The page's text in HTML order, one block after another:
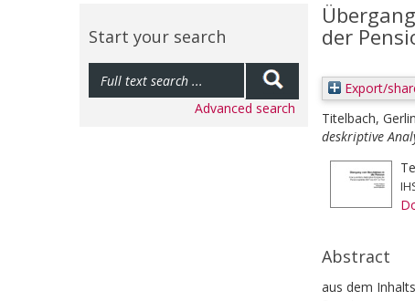
Start your search
Advanced search
der
Export/
Titelbach,
deskriptive
Abstract
aus dem